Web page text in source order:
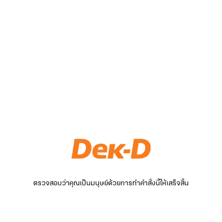
ตรวจสอบว่าคุณเป็นมนุษย์ด้วยการทำคำสั่งนี้ให้เสร็จสิ้น